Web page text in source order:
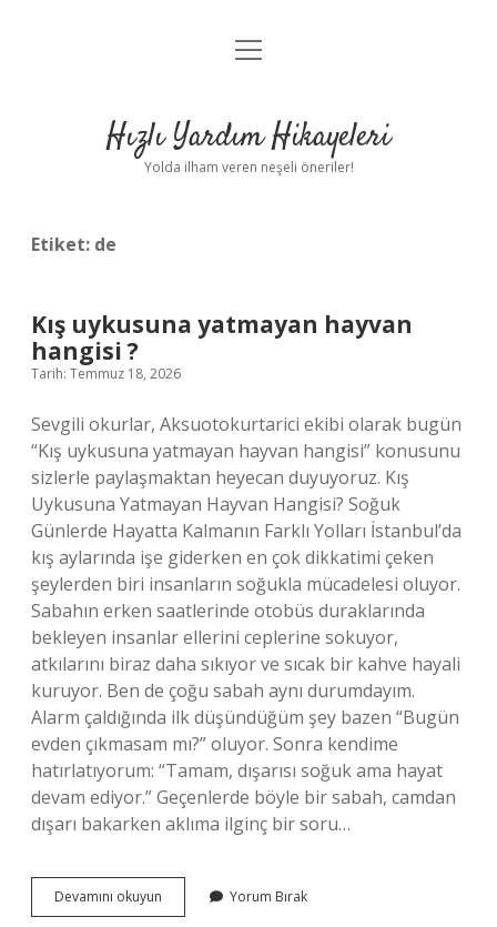
Anasayfa
Yasal Uyarı
menüyü
Hızlı Yardım Hikayeleri
Yolda ilham veren neşeli öneriler!
Etiket: de
Kış uykusuna yatmayan hayvan
hangisi ?
Tarih: Temmuz 18, 2026
Sevgili okurlar, Aksuotokurtarici ekibi olarak bugün
“Kış uykusuna yatmayan hayvan hangisi” konusunu
sizlerle paylaşmaktan heyecan duyuyoruz. Kış
Uykusuna Yatmayan Hayvan Hangisi? Soğuk
Günlerde Hayatta Kalmanın Farklı Yolları İstanbul’da
kış aylarında işe giderken en çok dikkatimi çeken
şeylerden biri insanların soğukla mücadelesi oluyor.
Sabahın erken saatlerinde otobüs duraklarında
bekleyen insanlar ellerini ceplerine sokuyor,
atkılarını biraz daha sıkıyor ve sıcak bir kahve hayali
kuruyor. Ben de çoğu sabah aynı durumdayım.
Alarm çaldığında ilk düşündüğüm şey bazen “Bugün
evden çıkmasam mı?” oluyor. Sonra kendime
hatırlatıyorum: “Tamam, dışarısı soğuk ama hayat
devam ediyor.” Geçenlerde böyle bir sabah, camdan
dışarı bakarken aklıma ilginç bir soru…
Devamını okuyun
uykusuna
Yorum Bırak